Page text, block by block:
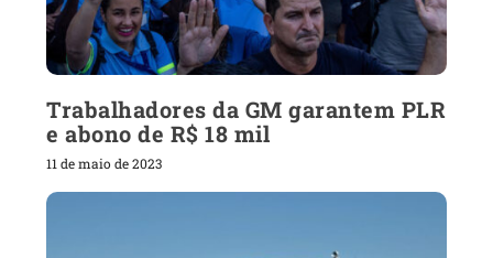
Trabalhadores da GM garantem PLR
e abono de R$ 18 mil
11 de maio de 2023